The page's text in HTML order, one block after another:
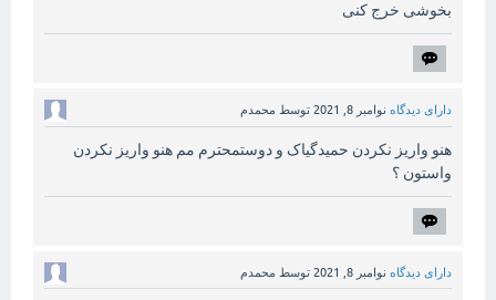
بخوشی خرج کنی
دارای دیدگاه نوامبر 8, 2021 توسط محمدم
هنو واریز نکردن حمیدگیاک و دوستمحترم مم هنو واریز نکردن
واستون ؟
دارای دیدگاه نوامبر 8, 2021 توسط محمدم